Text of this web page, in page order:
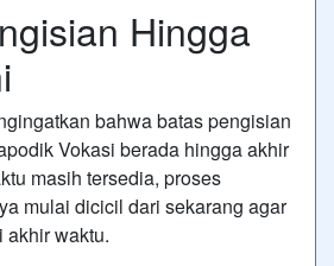
Hingga
bahwa batas pengisian
Vokasi berada hingga akhir
masih tersedia, proses
mulai dicicil dari sekarang agar
akhir waktu.